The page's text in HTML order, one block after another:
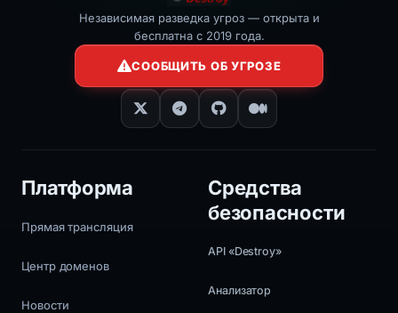
Независимая разведка угроз — открыта и
бесплатна с 2019 года.
СООБЩИТЬ ОБ УГРОЗЕ
Платформа
Прямая трансляция
Центр доменов
Новости
Средства
безопасности
API «Destroy»
Анализатор